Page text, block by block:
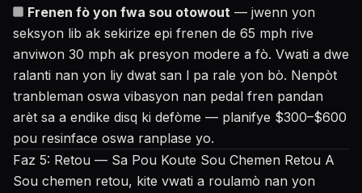
Frenen fò yon fwa sou otowout — jwenn yon
seksyon lib ak sekirize epi frenen de 65 mph rive
anviwon 30 mph ak presyon modere a fò. Vwati a dwe
ralanti nan yon liy dwat san l pa rale yon bò. Nenpòt
tranbleman oswa vibasyon nan pedal fren pandan
arèt sa a endike disq ki defòme — planifye $300–$600
pou resinface oswa ranplase yo.
Faz 5: Retou — Sa Pou Koute Sou Chemen Retou A
Sou chemen retou, kite vwati a roulamò nan yon